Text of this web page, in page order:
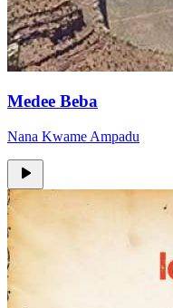
Medee Beba
Nana Kwame Ampadu